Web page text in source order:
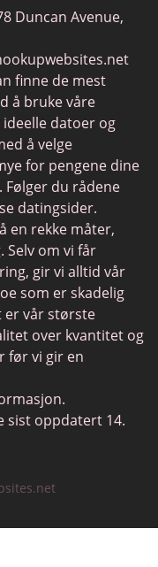
Duncan Avenue,
finne de mest
å bruke våre
ideelle datoer og
å velge
for pengene dine
Følger du rådene
datingsider.
en rekke måter,
om vi får
gir vi alltid vår
som er skadelig
er vår største
over kvantitet og
før vi gir en
sist oppdatert 14.